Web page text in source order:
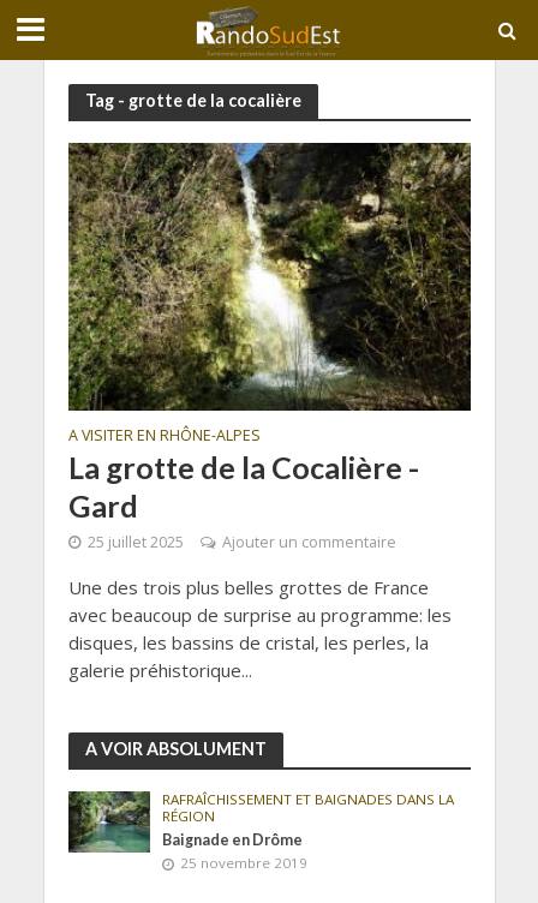
Tag - grotte de la cocalière
A VISITER EN RHÔNE-ALPES
La grotte de la Cocalière -
Gard
25 juillet 2025 Ajouter un commentaire
Une des trois plus belles grottes de France
avec beaucoup de surprise au programme: les
disques, les bassins de cristal, les perles, la
galerie préhistorique...
A VOIR ABSOLUMENT
RAFRAÎCHISSEMENT ET BAIGNADES DANS LA
RÉGION
Baignade en Drôme
25 novembre 2019